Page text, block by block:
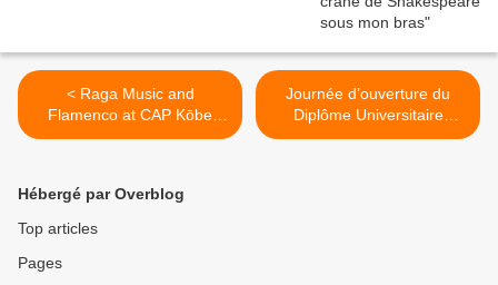
< Raga Music and
Flamenco at CAP Kōbe
Studio Y3
Journée d’ouverture du
Diplôme Universitaire
CREER au CRI >
Hébergé par Overblog
Top articles
Pages